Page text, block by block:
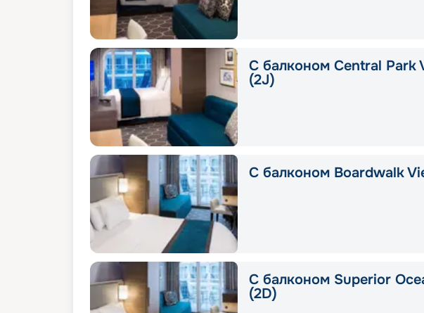
С балконом Central Park
(2J)
С балконом Boardwalk
С балконом Superior
(2D)